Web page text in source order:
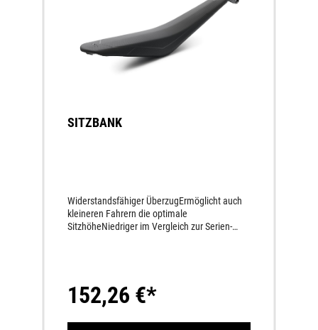
SITZBANK
Widerstandsfähiger ÜberzugErmöglicht auch
kleineren Fahrern die optimale
SitzhöheNiedriger im Vergleich zur Serien-
152,26 €*